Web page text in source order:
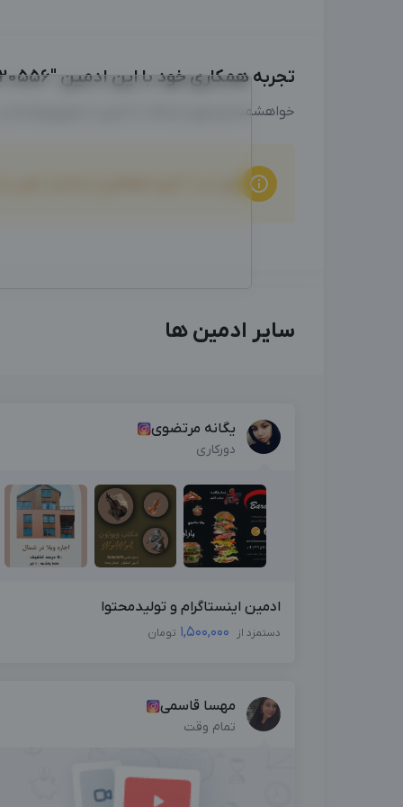
تجربه همکاری خود با این ادمین "09192520556" را با ما به اشتراک بگذارید
خواهشمندیم برای ارتباط با ادمین از طریق
سایر ادمین ها
یگانه مرتضوی
دورکاری
ادمین اینستاگرام و تولیدمحتوا
دستمزد از 1,500,000 تومان
مهسا قاسمی
تمام وقت